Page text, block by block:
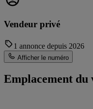
Vendeur privé
1 annonce depuis 2026
Afficher le numéro
Emplacement du